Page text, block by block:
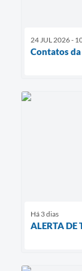
24 JUL 2026 -
Contatos da
Há 3 dias
ALERTA DE